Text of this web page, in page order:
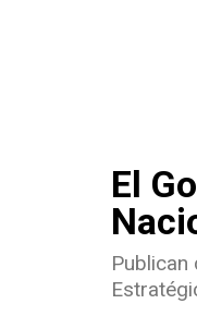
El
Publican